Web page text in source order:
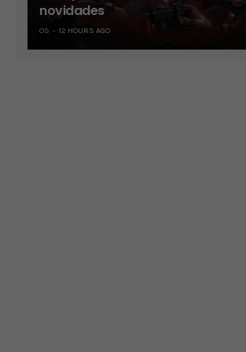
novidades
OS 12 HOURS AGO